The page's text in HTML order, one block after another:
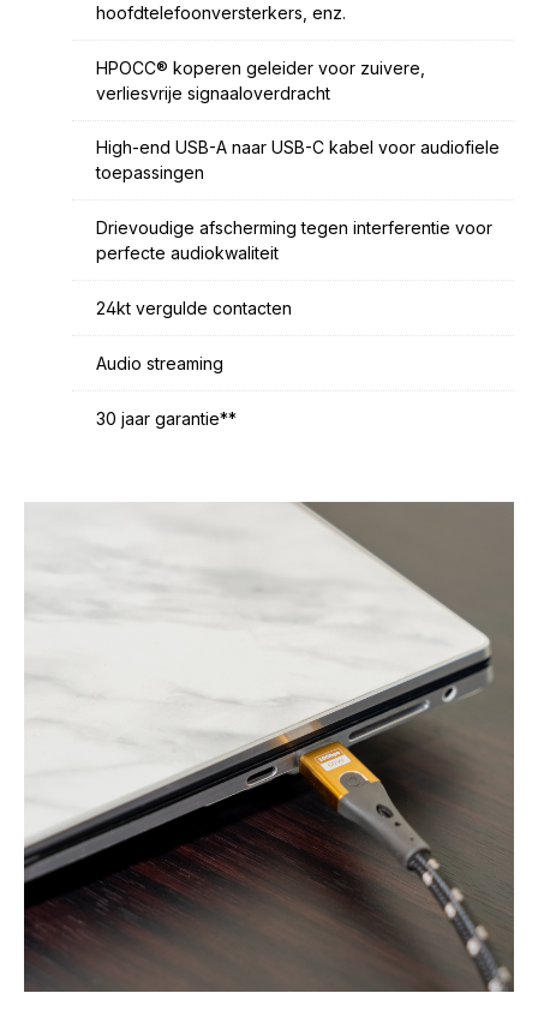
hoofdtelefoonversterkers, enz.
HPOCC® koperen geleider voor zuivere,
verliesvrije signaaloverdracht
High-end USB-A naar USB-C kabel voor audiofiele
toepassingen
Drievoudige afscherming tegen interferentie voor
perfecte audiokwaliteit
24kt vergulde contacten
Audio streaming
30 jaar garantie**